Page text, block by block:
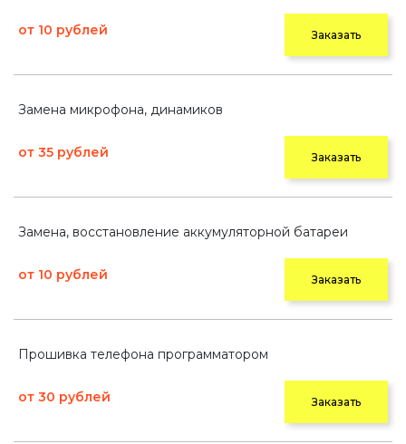
от 10 рублей Заказать
Замена микрофона, динамиков
от 35 рублей Заказать
Замена, восстановление аккумуляторной батареи
от 10 рублей Заказать
Прошивка телефона программатором
от 30 рублей Заказать